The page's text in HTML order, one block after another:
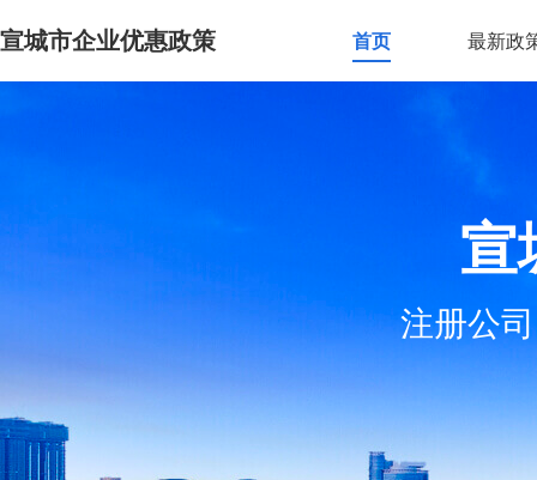
宣城市企业优惠政策 首页 最新政
宣
注册公